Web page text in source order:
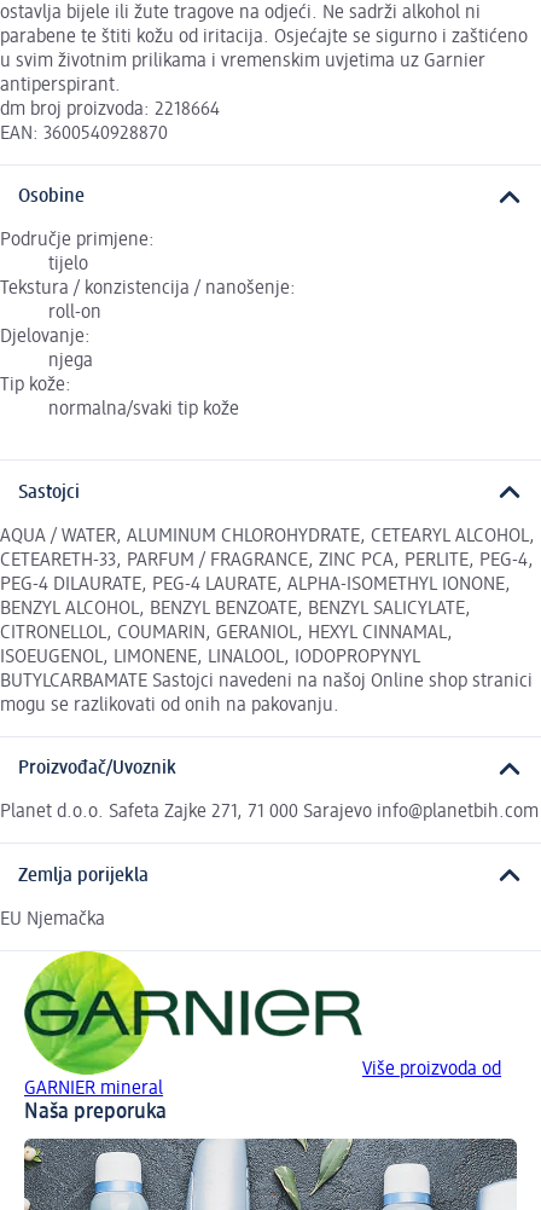
ostavlja bijele ili žute tragove na odjeći. Ne sadrži alkohol ni
parabene te štiti kožu od iritacija. Osjećajte se sigurno i zaštićeno
u svim životnim prilikama i vremenskim uvjetima uz Garnier
antiperspirant.
dm broj proizvoda: 2218664
EAN: 3600540928870
Osobine
Područje primjene:
tijelo
Tekstura / konzistencija / nanošenje:
roll-on
Djelovanje:
njega
Tip kože:
normalna/svaki tip kože
Sastojci
AQUA / WATER, ALUMINUM CHLOROHYDRATE, CETEARYL ALCOHOL,
CETEARETH-33, PARFUM / FRAGRANCE, ZINC PCA, PERLITE, PEG-4,
PEG-4 DILAURATE, PEG-4 LAURATE, ALPHA-ISOMETHYL IONONE,
BENZYL ALCOHOL, BENZYL BENZOATE, BENZYL SALICYLATE,
CITRONELLOL, COUMARIN, GERANIOL, HEXYL CINNAMAL,
ISOEUGENOL, LIMONENE, LINALOOL, IODOPROPYNYL
BUTYLCARBAMATE Sastojci navedeni na našoj Online shop stranici
mogu se razlikovati od onih na pakovanju.
Proizvođač/Uvoznik
Planet d.o.o. Safeta Zajke 271, 71 000 Sarajevo info@planetbih.com
Zemlja porijekla
EU Njemačka
Više proizvoda od
GARNIER mineral
Naša preporuka